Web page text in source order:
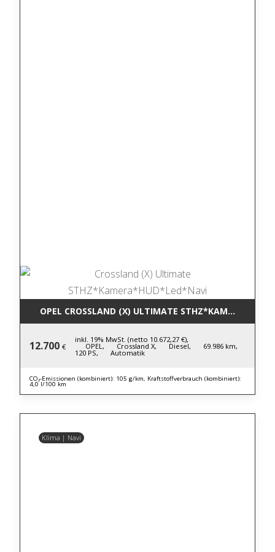
OPEL CROSSLAND (X) ULTIMATE
12.700 €
inkl. 19% MwSt. (netto 10.672,27 €),
OPEL, Crossland X, Diesel, 69.986 km,
120 PS, Automatik
CO₂-Emissionen (kombiniert): 105 g/km, Kraftstoffverbrauch (kombiniert):
4,0 l/100 km
Klima | Navi